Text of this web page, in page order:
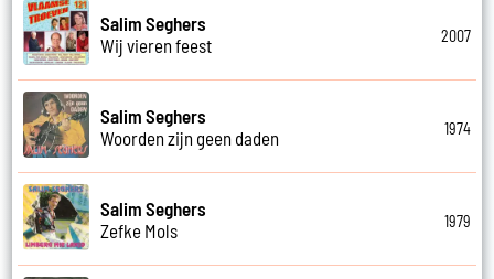
Salim Seghers
Wij vieren feest
2007
Salim Seghers
Woorden zijn geen daden
1974
Salim Seghers
Zefke Mols
1979